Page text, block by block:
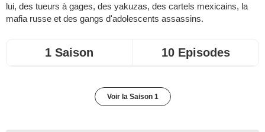
lui, des tueurs à gages, des yakuzas, des cartels mexicains, la
mafia russe et des gangs d'adolescents assassins.
1 Saison 10 Episodes
Voir la Saison 1